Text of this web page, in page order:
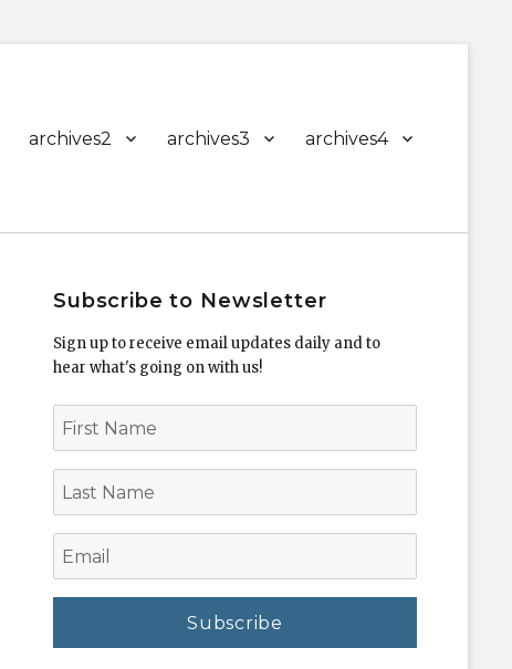
archives2 archives3 archives4
Subscribe to Newsletter
Sign up to receive email updates daily and to
hear what's going on with us!
First
Name
Name